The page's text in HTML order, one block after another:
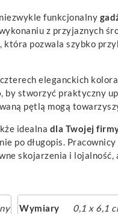
funkcjonalny
z przyjaznych
która pozwala szybko
eleganckich
, by stworzyć praktyczny
pętlą mogą
idealna dla Twojej
po długopis.
skojarzenia i
Wymiary 0,1 x 6,1